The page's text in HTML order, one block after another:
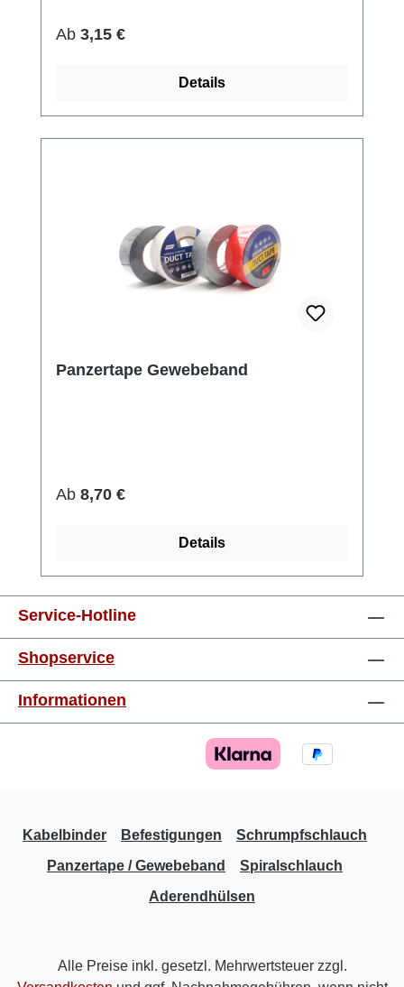
Regulärer Preis:
Ab 3,15 €
Details
Panzertape Gewebeband
Regulärer Preis:
Ab 8,70 €
Details
Service-Hotline
Shopservice
Informationen
Kabelbinder Befestigungen
Schrumpfschlauch
Panzertape / Gewebeband
Spiralschlauch
Aderendhülsen
Alle Preise inkl. gesetzl. Mehrwertsteuer zzgl.